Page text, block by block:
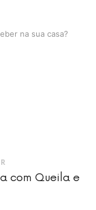
na sua casa?
com Queila e